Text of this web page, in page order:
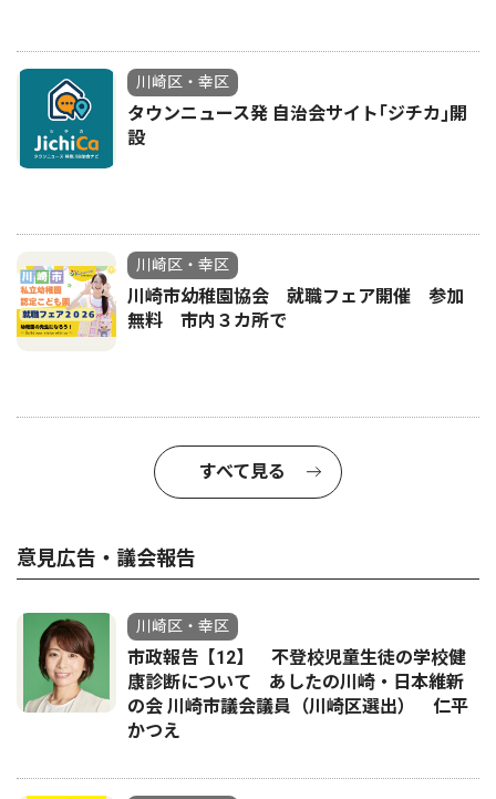
川崎区・幸区
タウンニュース発 自治会サイト｢ジチカ｣開
設
川崎区・幸区
川崎市幼稚園協会 就職フェア開催 参加
無料 市内３カ所で
すべて見る
意見広告・議会報告
川崎区・幸区
市政報告【12】 不登校児童生徒の学校健
康診断について あしたの川崎・日本維新
の会 川崎市議会議員（川崎区選出） 仁平
かつえ